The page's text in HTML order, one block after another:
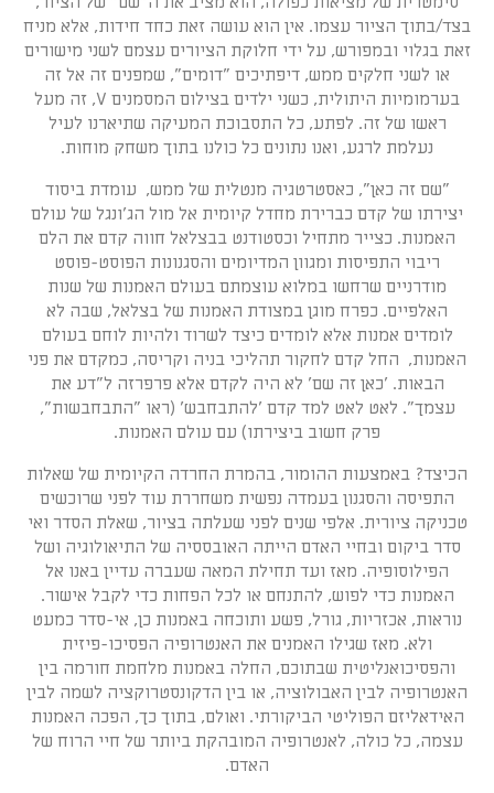
בצד/בתוך הציור עצמו. אין הוא עושה זאת כחד חידות, אלא מניח
זאת בגלוי ובמפורש, על ידי חלוקת הציורים עצמם לשני מישורים
או לשני חלקים ממש, דיפתיכים "דומים", שמפנים זה אל זה
בערמומיות היתולית, כשני ילדים בצילום המסמנים V, זה מעל
ראשו של זה. לפתע, כל התסבוכת המעיקה שתיארנו לעיל
נעלמת לרגע, ואנו נתונים כל כולנו בתוך משחק מוחות.
"שם זה כאן", כאסטרטגיה מנטלית של ממש, עומדת ביסוד
יצירתו של קדם כברירת מחדל קיומית אל מול הג'ונגל של עולם
האמנות. כצייר מתחיל וכסטודנט בבצלאל חווה קדם את הלם
ריבוי התפיסות ומגוון המדיומים והסגנונות הפוסט-פוסט
מודרניים שרחשו במלוא עוצמתם בעולם האמנות של שנות
האלפיים. כפרח מוגן במצודת האמנות של בצלאל, שבה לא
לומדים אמנות אלא לומדים כיצד לשרוד ולהיות לוחם בעולם
האמנות, החל קדם לחקור תהליכי בניה וקריסה, כמקדם את פני
הבאות. 'כאן זה שם' לא היה לקדם אלא פרפרזה ל"דע את
עצמך". לאט לאט למד קדם 'להתבחבש' (ראו "התבחבשות",
פרק חשוב ביצירתו) עם עולם האמנות.
הכיצד? באמצעות ההומור, בהמרת החרדה הקיומית של שאלות
התפיסה והסגנון בעמדה נפשית משחררת עוד לפני שרוכשים
טכניקה ציורית. אלפי שנים לפני שעלתה בציור, שאלת הסדר ואי
סדר ביקום ובחיי האדם הייתה האובססיה של התיאולוגיה ושל
הפילוסופיה. מאז ועד תחילת המאה שעברה עדיין באנו אל
האמנות כדי לפוש, להתנחם או לכל הפחות כדי לקבל אישור.
נוראות, אכזריות, גורל, פשע ותוכחה באמנות כן, אי-סדר כמעט
ולא. מאז שגילו האמנים את האנטרופיה הפסיכו-פיזית
והפסיכואנליטית שבתוכם, החלה באמנות מלחמת חורמה בין
האנטרופיה לבין האבולוציה, או בין הדקונסטרוקציה לשמה לבין
האידאליזם הפוליטי הביקורתי. ואולם, בתוך כך, הפכה האמנות
עצמה, כל כולה, לאנטרופיה המובהקת ביותר של חיי הרוח של
האדם.